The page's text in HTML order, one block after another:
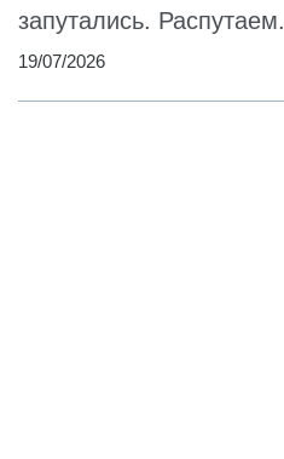
запутались. Распутаем.
19/07/2026